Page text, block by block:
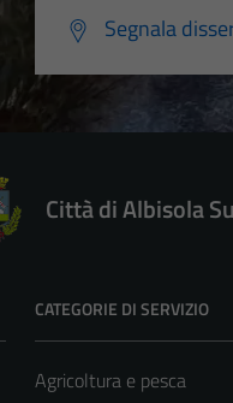
Segnala
Città di Albisola
CATEGORIE DI SERVIZIO
Agricoltura e pesca